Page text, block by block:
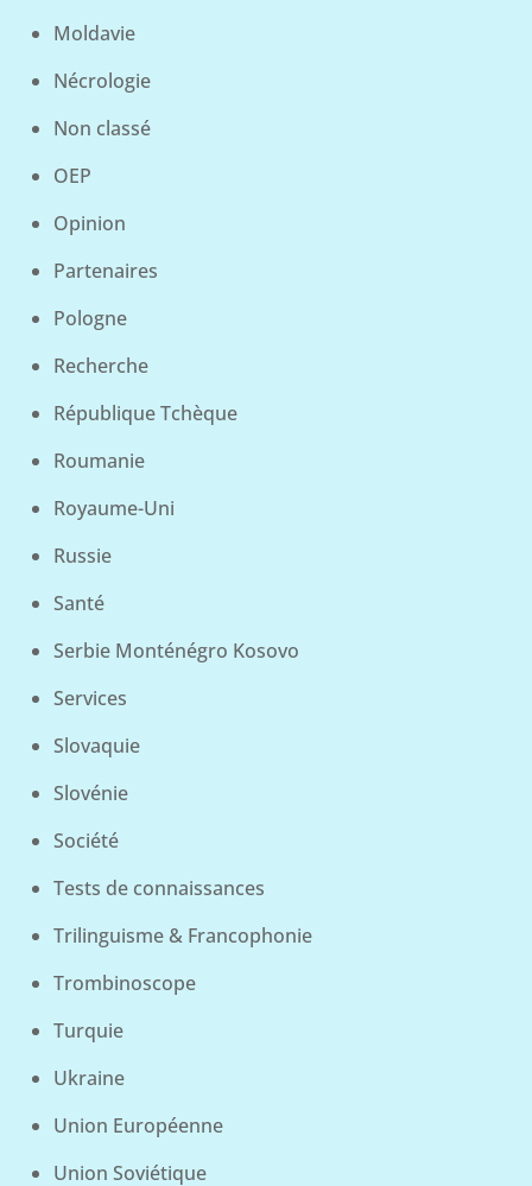
Moldavie
Nécrologie
Non classé
OEP
Opinion
Partenaires
Pologne
Recherche
République Tchèque
Roumanie
Royaume-Uni
Russie
Santé
Serbie Monténégro Kosovo
Services
Slovaquie
Slovénie
Société
Tests de connaissances
Trilinguisme & Francophonie
Trombinoscope
Turquie
Ukraine
Union Européenne
Union Soviétique